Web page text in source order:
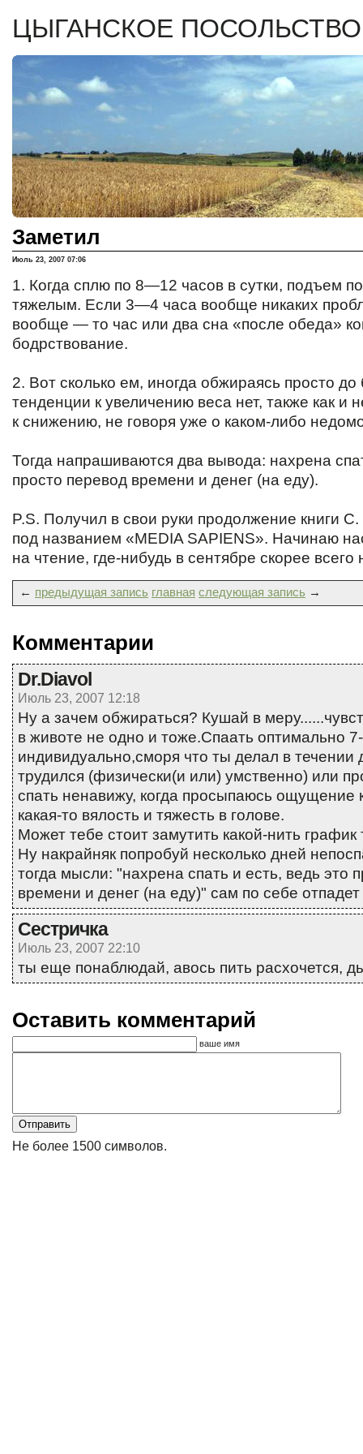
ЦЫГАНСКОЕ ПОСОЛЬСТВО
Заметил
Июль 23, 2007 07:06
1. Когда сплю по 8—12 часов в сутки, подъем
тяжелым. Если 3—4 часа вообще никаких
вообще — то час или два сна «после обеда»
бодрствование.
2. Вот сколько ем, иногда обжираясь просто до
тенденции к увеличению веса нет, также как и
к снижению, не говоря уже о каком-либо
Тогда напрашиваются два вывода: нахрена
просто перевод времени и денег (на еду).
P.S. Получил в свои руки продолжение книги
под названием «MEDIA SAPIENS». Начинаю
на чтение, где-нибудь в сентябре скорее всего
← предыдущая запись главная следующая запись →
Комментарии
Dr.Diavol
Июль 23, 2007 12:18
Ну а зачем обжираться? Кушай в
в животе не одно и тоже.Спаать оптимально
индивидуально,сморя что ты делал в течении
трудился (физически(и или) умственно) или
спать ненавижу, когда просыпаюсь ощущение
какая-то вялость и тяжесть в голове.
Может тебе стоит замутить какой-нить
Ну накрайняк попробуй несколько дней
тогда мысли: "нахрена спать и есть, ведь это
времени и денег (на еду)" сам по себе отпадет
Сестричка
Июль 23, 2007 22:10
ты еще понаблюдай, авось пить расхочется,
Оставить комментарий
ваше имя
Не более 1500 символов.